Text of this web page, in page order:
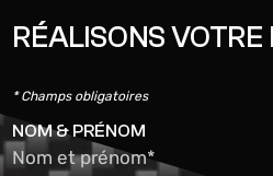
RÉALISONS
* Champs obligatoires
NOM & PRÉNOM
Nom et prénom*